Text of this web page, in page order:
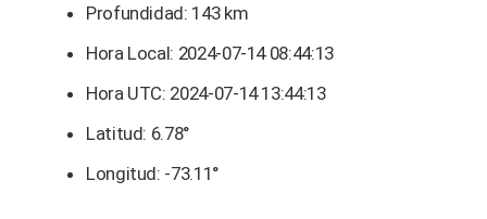
Profundidad: 143 km
Hora Local: 2024-07-14 08:44:13
Hora UTC: 2024-07-14 13:44:13
Latitud: 6.78°
Longitud: -73.11°